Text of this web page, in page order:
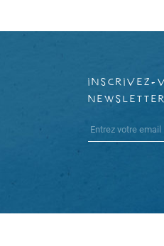
inscrivez-
newsletter